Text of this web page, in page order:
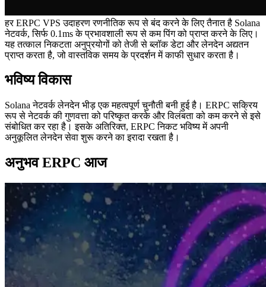
हर ERPC VPS उदाहरण रणनीतिक रूप से बंद करने के लिए तैनात है Solana
नेटवर्क, सिर्फ 0.1ms के प्रभावशाली रूप से कम पिंग को प्राप्त करने के लिए।
यह तत्काल निकटता अनुप्रयोगों को तेजी से ब्लॉक डेटा और लेनदेन अद्यतन
प्राप्त करता है, जो वास्तविक समय के प्रदर्शन में काफी सुधार करता है।
भविष्य विकास
Solana नेटवर्क लेनदेन भीड़ एक महत्वपूर्ण चुनौती बनी हुई है। ERPC सक्रिय
रूप से नेटवर्क की गुणवत्ता को परिष्कृत करके और विलंबता को कम करने से इसे
संबोधित कर रहा है। इसके अतिरिक्त, ERPC निकट भविष्य में अपनी
अनुकूलित लेनदेन सेवा शुरू करने का इरादा रखता है।
अनुभव ERPC आज